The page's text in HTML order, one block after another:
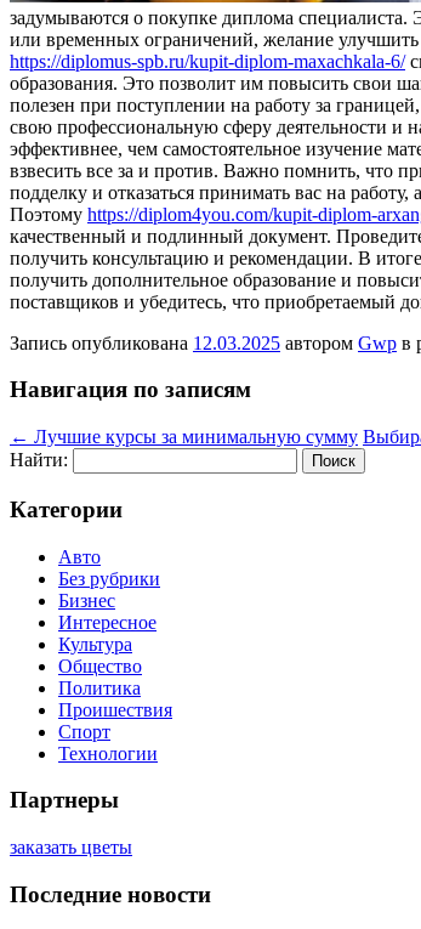
задумываются о покупке диплома специалиста.
или временных ограничений, желание
https://diplomus-spb.ru/kupit-diplom-maxachkala-6/
образования. Это позволит им повысить свои
полезен при поступлении на работу за
свою профессиональную сферу деятельности и
эффективнее, чем самостоятельное изучение
взвесить все за и против. Важно помнить, что
подделку и отказаться принимать вас на
Поэтому https://diplom4you.com/kupit-diplom-
качественный и подлинный документ.
получить консультацию и рекомендации. В
получить дополнительное образование и
поставщиков и убедитесь, что приобретаемый
Запись опубликована 12.03.2025 автором Gwp в
Навигация по записям
← Лучшие курсы за минимальную сумму
Найти:
Категории
Авто
Без рубрики
Бизнес
Интересное
Культура
Общество
Политика
Проишествия
Спорт
Технологии
Партнеры
заказать цветы
Последние новости